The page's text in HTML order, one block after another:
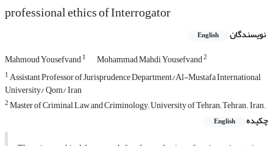
professional ethics of Interrogator
نویسندگان English
Mahmoud Yousefvand1 Mohammad Mahdi Yousefvand2
1Assistant Professor of Jurisprudence Department/Al-Mustafa International
University/ Qom/ Iran
2Master of Criminal Law and Criminology; University of Tehran; Tehran. Iran.
چکیده
English